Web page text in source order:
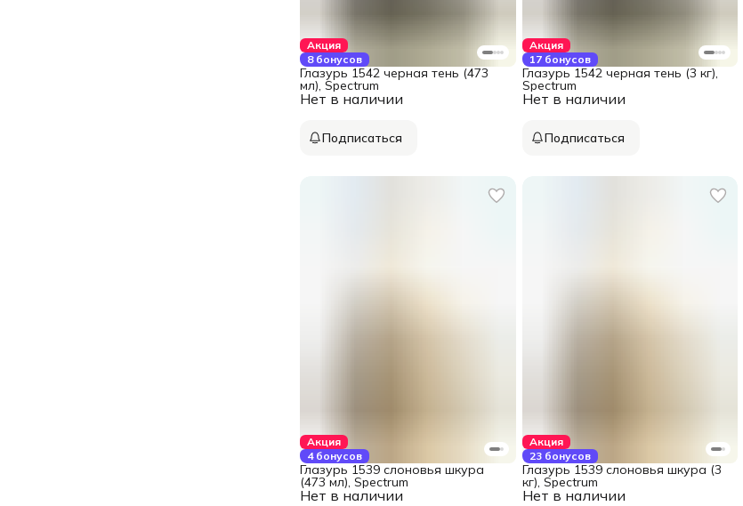
Акция
8 бонусов
Нет в наличии
Глазурь 1542 черная тень (473
мл), Spectrum
Подписаться
Акция
17 бонусов
Нет в наличии
Глазурь 1542 черная тень (3 кг),
Spectrum
Подписаться
Акция
4 бонусов
Нет в наличии
Глазурь 1539 слоновья шкура
(473 мл), Spectrum
Акция
23 бонусов
Нет в наличии
Глазурь 1539 слоновья шкура (3
кг), Spectrum